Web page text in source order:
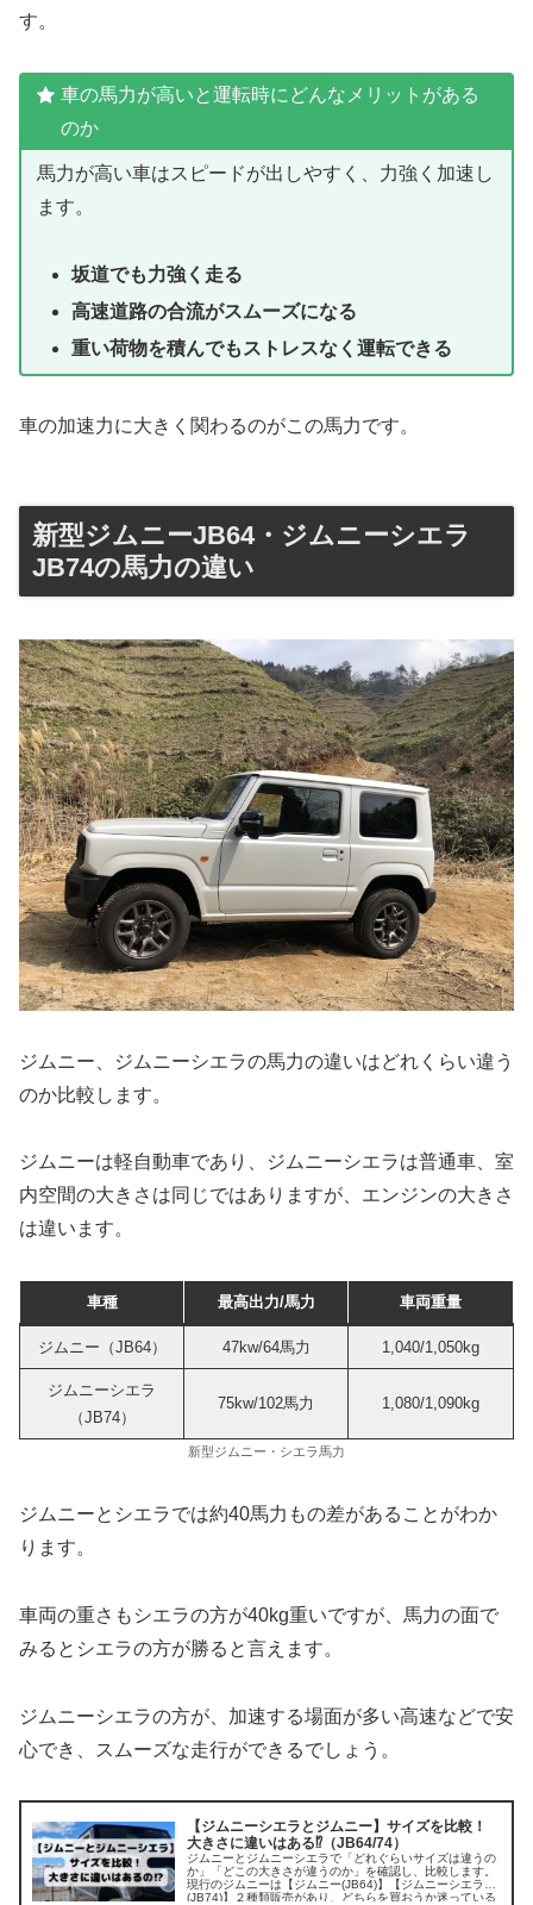
す。
車の馬力が高いと運転時にどんなメリットがある
のか
馬力が高い車はスピードが出しやすく、力強く加速し
ます。
坂道でも力強く走る
高速道路の合流がスムーズになる
重い荷物を積んでもストレスなく運転できる
車の加速力に大きく関わるのがこの馬力です。
新型ジムニーJB64・ジムニーシエラ
JB74の馬力の違い
ジムニー、ジムニーシエラの馬力の違いはどれくらい違う
のか比較します。
ジムニーは軽自動車であり、ジムニーシエラは普通車、室
内空間の大きさは同じではありますが、エンジンの大きさ
は違います。
車種 最高出力/馬力 車両重量
ジムニー（JB64） 47kw/64馬力 1,040/1,050kg
ジムニーシエラ
（JB74）
75kw/102馬力 1,080/1,090kg
新型ジムニー・シエラ馬力
ジムニーとシエラでは約40馬力もの差があることがわか
ります。
車両の重さもシエラの方が40kg重いですが、馬力の面で
みるとシエラの方が勝ると言えます。
ジムニーシエラの方が、加速する場面が多い高速などで安
心でき、スムーズな走行ができるでしょう。
【ジムニーシエラとジムニー】サイズを比較！
大きさに違いはある⁉︎（JB64/74）
ジムニーとジムニーシエラで「どれぐらいサイズは違うの
か」「どこの大きさが違うのか」を確認し、比較します。
現行のジムニーは【ジムニー(JB64)】【ジムニーシエラ
(JB74)】２種類販売があり、どちらを買おうか迷っている